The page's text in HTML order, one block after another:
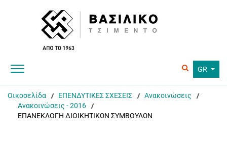
GR
Οικοσελίδα ΕΠΕΝΔΥΤΙΚΕΣ ΣΧΕΣΕΙΣ
Ανακοινώσεις
Ανακοινώσεις - 2016
ΕΠΑΝΕΚΛΟΓΗ ΔΙΟΙΚΗΤΙΚΩΝ ΣΥΜΒΟΥΛΩΝ